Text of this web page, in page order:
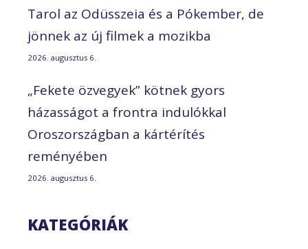
Tarol az Odüsszeia és a Pókember, de
jönnek az új filmek a mozikba
2026. augusztus 6.
„Fekete özvegyek” kötnek gyors
házasságot a frontra indulókkal
Oroszországban a kártérítés
reményében
2026. augusztus 6.
KATEGÓRIÁK